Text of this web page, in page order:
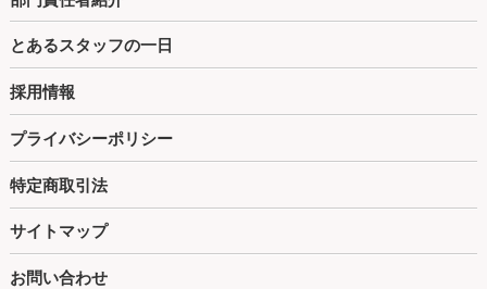
とあるスタッフの一日
採用情報
プライバシーポリシー
特定商取引法
サイトマップ
お問い合わせ